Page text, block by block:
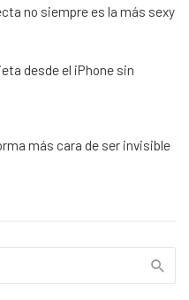
no siempre es la más sexy
desde el iPhone sin
más cara de ser invisible